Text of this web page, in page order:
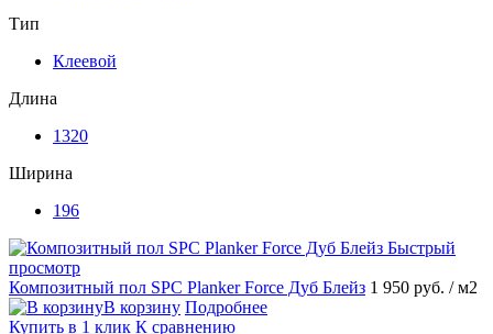
Тип
Клеевой
Длина
1320
Ширина
196
Быстрый
просмотр
Композитный пол SPC Planker Force Дуб Блейз 1 950 руб. / м2
В корзину Подробнее
Купить в 1 клик К сравнению